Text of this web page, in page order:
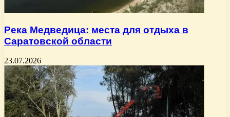
Река Медведица: места для отдыха в
Саратовской области
23.07.2026